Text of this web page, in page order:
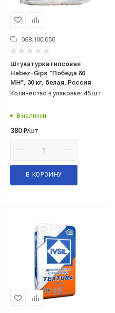
068.100.050
Штукатурка гипсовая
Habez-Gips "Победа 80
МН", 30 кг, белая, Россия
Количество в упаковке: 45 шт
В наличии
380₽/шт
В КОРЗИНУ